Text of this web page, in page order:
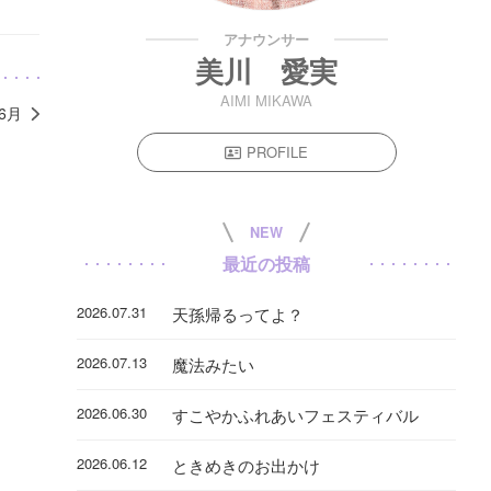
月
アナウンサー
美川 愛実
AIMI MIKAWA
PROFILE
NEW
最近の投稿
2026.07.31 天孫帰るってよ？
2026.07.13 魔法みたい
2026.06.30 すこやかふれあいフェスティバル
2026.06.12 ときめきのお出かけ